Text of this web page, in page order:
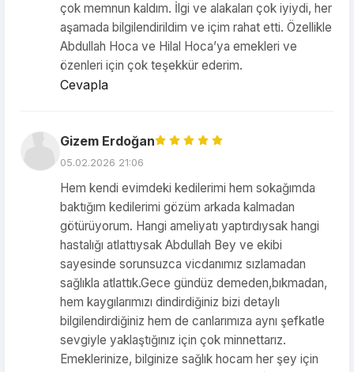
çok memnun kaldım. İlgi ve alakaları çok iyiydi, her
aşamada bilgilendirildim ve içim rahat etti. Özellikle
Abdullah Hoca ve Hilal Hoca’ya emekleri ve
özenleri için çok teşekkür ederim.
Cevapla
Gizem Erdoğan
05.02.2026 21:06
Hem kendi evimdeki kedilerimi hem sokağımda
baktığım kedilerimi gözüm arkada kalmadan
götürüyorum. Hangi ameliyatı yaptırdıysak hangi
hastalığı atlattıysak Abdullah Bey ve ekibi
sayesinde sorunsuzca vicdanımız sızlamadan
sağlıkla atlattık.Gece gündüz demeden,bıkmadan,
hem kaygılarımızı dindirdiğiniz bizi detaylı
bilgilendirdiğiniz hem de canlarımıza aynı şefkatle
sevgiyle yaklaştığınız için çok minnettarız.
Emeklerinize, bilginize sağlık hocam her şey için